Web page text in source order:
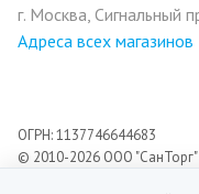
г. Москва, Сигнальный
Адреса всех магазинов
ОГРН: 1137746644683
© 2010-2026 ООО